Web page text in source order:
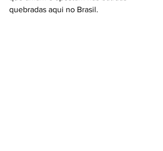
quebradas aqui no Brasil.